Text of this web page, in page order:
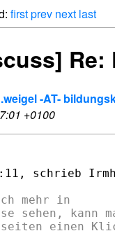
firstprev next last
Re:
-AT-
+0100
schrieb
mehr in
sehen, kann